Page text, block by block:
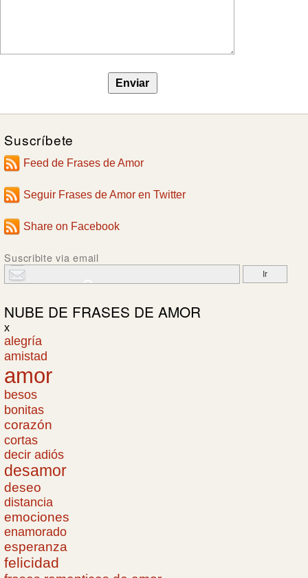
Suscríbete
Feed de Frases de Amor
Seguir Frases de Amor en Twitter
Share on Facebook
Suscribite via email
NUBE DE FRASES DE AMOR
x
alegría
amistad
amor
besos
bonitas
corazón
cortas
decir adiós
desamor
deseo
distancia
emociones
enamorado
esperanza
felicidad